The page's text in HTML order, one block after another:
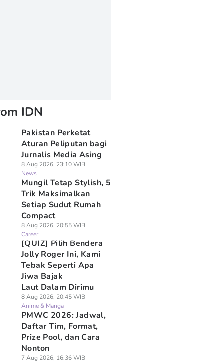
IDN
Pakistan Perketat
Aturan Peliputan bagi
Jurnalis Media Asing
8 Aug 2026, 23:10 WIB
News
Mungil Tetap Stylish, 5
Trik Maksimalkan
Setiap Sudut Rumah
Compact
8 Aug 2026, 20:55 WIB
Career
[QUIZ] Pilih Bendera
Jolly Roger Ini, Kami
Tebak Seperti Apa
Jiwa Bajak
Laut Dalam Dirimu
8 Aug 2026, 20:45 WIB
Anime & Manga
PMWC 2026: Jadwal,
Daftar Tim, Format,
Prize Pool, dan Cara
Nonton
7 Aug 2026, 16:36 WIB